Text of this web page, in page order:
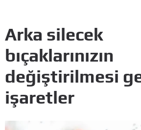
Arka silecek
bıçaklarınızın
değiştirilmesi
işaretler